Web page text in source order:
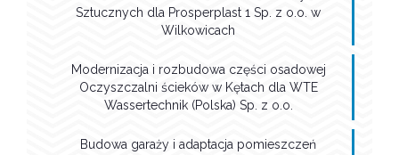
Sztucznych dla Prosperplast 1 Sp. z o.o. w
Wilkowicach
Modernizacja i rozbudowa części osadowej
Oczyszczalni ścieków w Kętach dla WTE
Wassertechnik (Polska) Sp. z o.o.
Budowa garaży i adaptacja pomieszczeń